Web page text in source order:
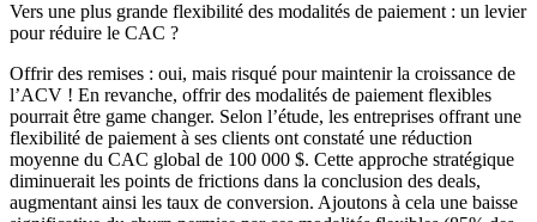
Vers une plus grande flexibilité des modalités de paiement : un levier
pour réduire le CAC ?
Offrir des remises : oui, mais risqué pour maintenir la croissance de
l’ACV ! En revanche, offrir des modalités de paiement flexibles
pourrait être game changer. Selon l’étude, les entreprises offrant une
flexibilité de paiement à ses clients ont constaté une réduction
moyenne du CAC global de 100 000 $. Cette approche stratégique
diminuerait les points de frictions dans la conclusion des deals,
augmentant ainsi les taux de conversion. Ajoutons à cela une baisse